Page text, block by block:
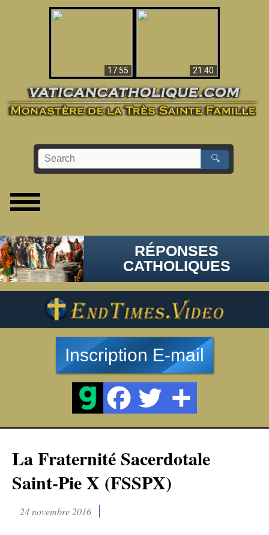
17:55
21:40
🔍
RÉPONSES
CATHOLIQUES
Inscription E-mail
La Fraternité Sacerdotale
Saint-Pie X (FSSPX)
24 novembre 2016